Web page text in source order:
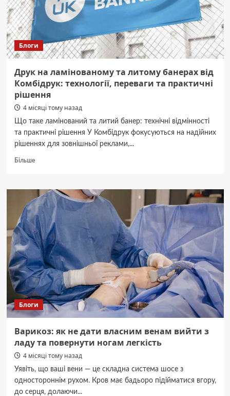
детальний
огляд
kadrovik.ua
Блоги
Друк на ламінованому та литому банерах від
Комбідрук: технології, переваги та практичні
рішення
4 місяці тому назад
Що таке ламінований та литий банер: технічні відмінності
та практичні рішення У Комбідрук фокусуються на надійних
рішеннях для зовнішньої реклами,...
БільшеДокладніше
на
ламінованому
та
литому
банерах
від
Комбідрук:
технології,
переваги
та
практичні
рішення
Блоги
Варикоз: як не дати власним венам вийти з
ладу та повернути ногам легкість
4 місяці тому назад
Уявіть, що ваші вени — це складна система шосе з
одностороннім рухом. Кров має бадьоро підійматися вгору,
до серця, долаючи...